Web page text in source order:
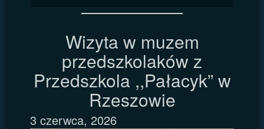
Wizyta w muzem
przedszkolaków z
Przedszkola ,,Pałacyk” w
Rzeszowie
3 czerwca, 2026